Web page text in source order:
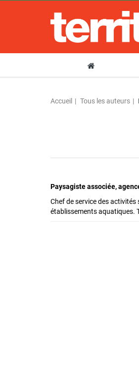
Accueil Tous les auteurs
Paysagiste associée,
Chef de service des
établissements aquatiques.